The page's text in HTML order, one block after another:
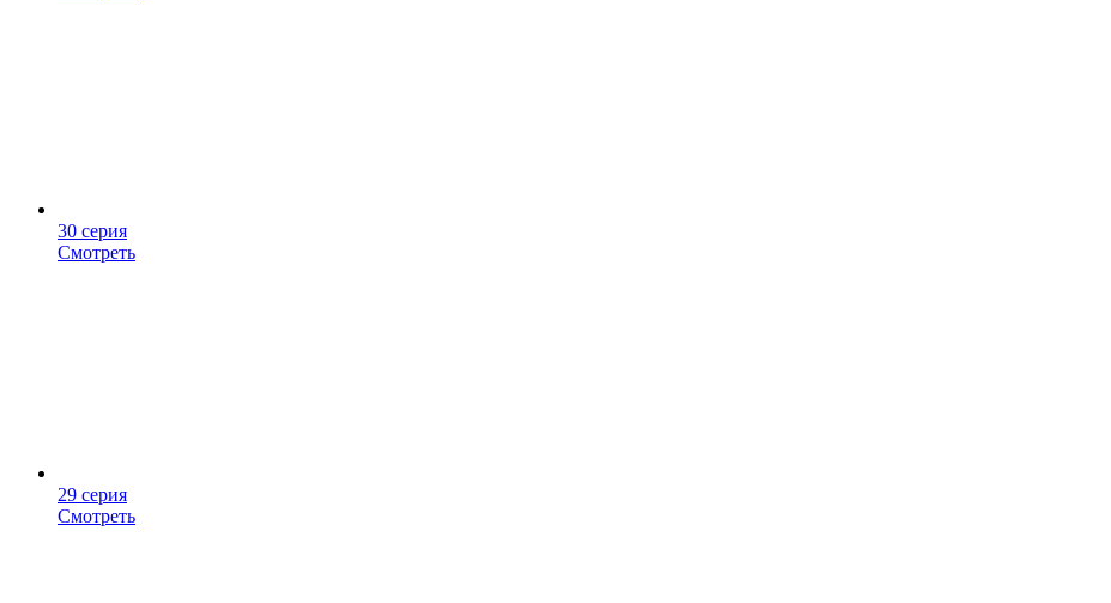
30 серия
Смотреть
29 серия
Смотреть